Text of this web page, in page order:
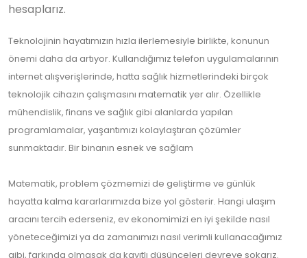
hesaplarız.
Teknolojinin hayatımızın hızla ilerlemesiyle birlikte, konunun
önemi daha da artıyor. Kullandığımız telefon uygulamalarının
internet alışverişlerinde, hatta sağlık hizmetlerindeki birçok
teknolojik cihazın çalışmasını matematik yer alır. Özellikle
mühendislik, finans ve sağlık gibi alanlarda yapılan
programlamalar, yaşantımızı kolaylaştıran çözümler
sunmaktadır. Bir binanın esnek ve sağlam
Matematik, problem çözmemizi de geliştirme ve günlük
hayatta kalma kararlarımızda bize yol gösterir. Hangi ulaşım
aracını tercih ederseniz, ev ekonomimizi en iyi şekilde nasıl
yöneteceğimizi ya da zamanımızı nasıl verimli kullanacağımız
gibi, farkında olmasak da kayıtlı düşünceleri devreye sokarız.